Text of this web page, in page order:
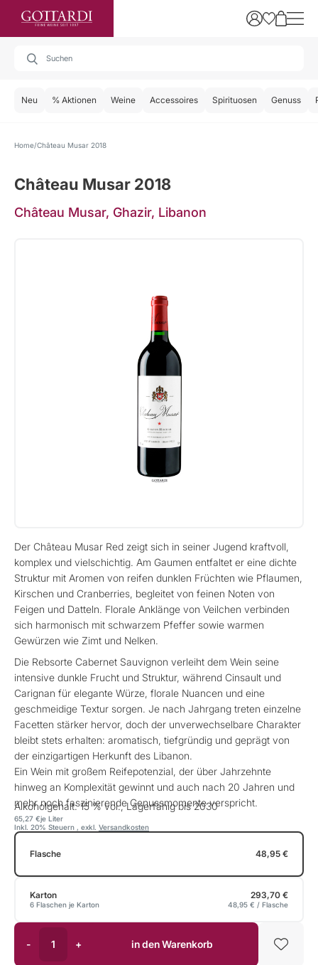
Neu % Aktionen Weine Accessoires Spirituosen Genuss
Home Château Musar 2018
Château Musar 2018
Château Musar, Ghazir, Libanon
Der Château Musar Red zeigt sich in seiner Jugend kraftvoll,
komplex und vielschichtig. Am Gaumen entfaltet er eine dichte
Struktur mit Aromen von reifen dunklen Früchten wie Pflaumen,
Kirschen und Cranberries, begleitet von feinen Noten von
Feigen und Datteln. Florale Anklänge von Veilchen verbinden
sich harmonisch mit schwarzem Pfeffer sowie warmen
Gewürzen wie Zimt und Nelken.
Die Rebsorte Cabernet Sauvignon verleiht dem Wein seine
intensive dunkle Frucht und Struktur, während Cinsault und
Carignan für elegante Würze, florale Nuancen und eine
geschmeidige Textur sorgen. Je nach Jahrgang treten einzelne
Facetten stärker hervor, doch der unverwechselbare Charakter
bleibt stets erhalten: aromatisch, tiefgründig und geprägt von
der einzigartigen Herkunft des Libanon.
Ein Wein mit großem Reifepotenzial, der über Jahrzehnte
hinweg an Komplexität gewinnt und auch nach 20 Jahren und
mehr noch faszinierende Genussmomente verspricht.
Alkoholgehalt: 15 % vol., Lagerfähig bis 2030
je Liter
65,27 €
Inkl. 20% Steuern , exkl. Versandkosten
Flasche 48,95 €
Karton 293,70 €
6 Flaschen je Karton 48,95 € / Flasche
- + in den Warenkorb